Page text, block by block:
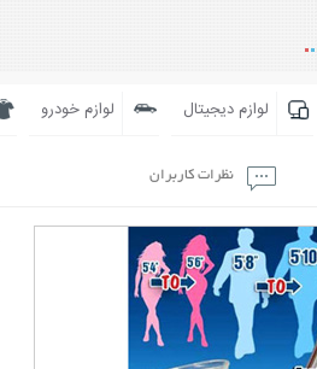
لوازم دیجیتال لوازم خودرو
نظرات کاربران